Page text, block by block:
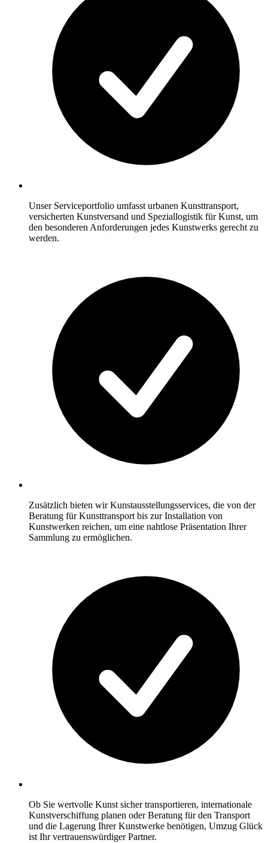
Unser Serviceportfolio umfasst urbanen Kunsttransport,
versicherten Kunstversand und Speziallogistik für Kunst, um
den besonderen Anforderungen jedes Kunstwerks gerecht zu
werden.
Zusätzlich bieten wir Kunstausstellungsservices, die von der
Beratung für Kunsttransport bis zur Installation von
Kunstwerken reichen, um eine nahtlose Präsentation Ihrer
Sammlung zu ermöglichen.
Ob Sie wertvolle Kunst sicher transportieren, internationale
Kunstverschiffung planen oder Beratung für den Transport
und die Lagerung Ihrer Kunstwerke benötigen, Umzug Glück
ist Ihr vertrauenswürdiger Partner.